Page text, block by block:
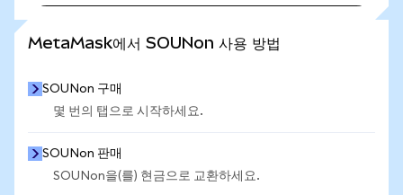
MetaMask에서 SOUNon 사용 방법
SOUNon 구매
몇 번의 탭으로 시작하세요.
SOUNon 판매
SOUNon을(를) 현금으로 교환하세요.